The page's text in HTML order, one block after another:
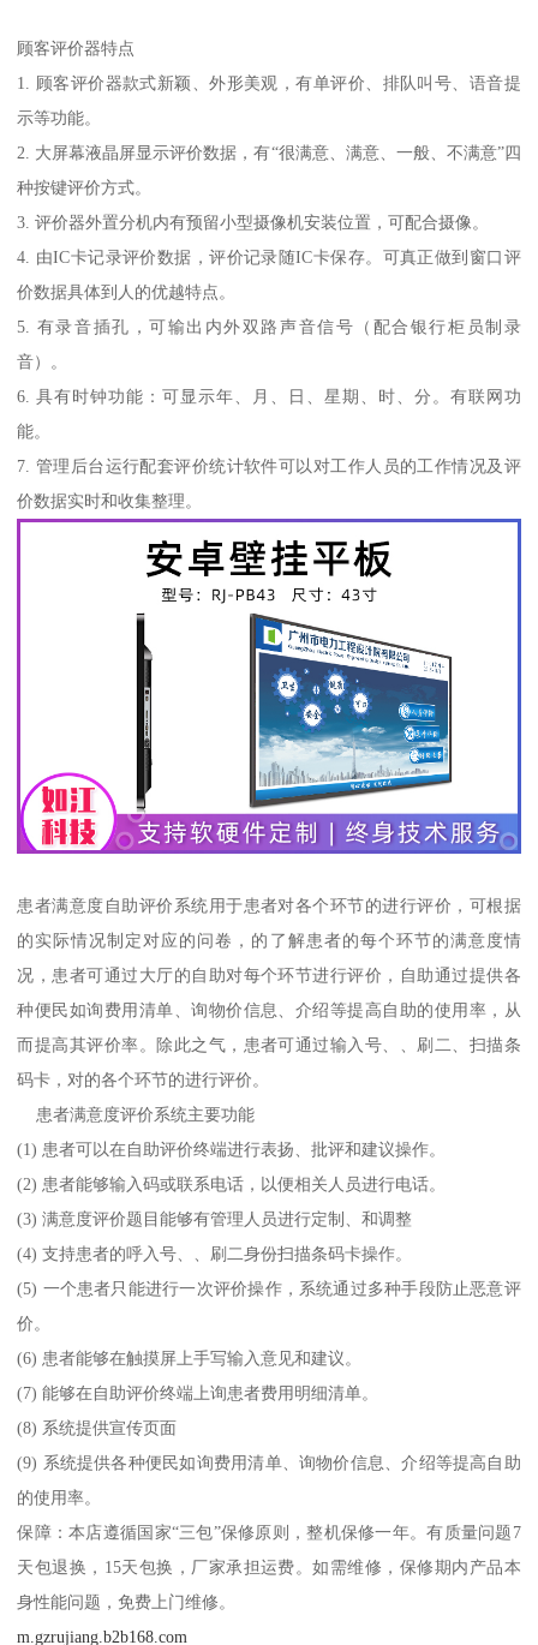
顾客评价器特点
1. 顾客评价器款式新颖、外形美观，有单评价、排队叫号、语音提
示等功能。
2. 大屏幕液晶屏显示评价数据，有“很满意、满意、一般、不满意”四
种按键评价方式。
3. 评价器外置分机内有预留小型摄像机安装位置，可配合摄像。
4. 由IC卡记录评价数据，评价记录随IC卡保存。可真正做到窗口评
价数据具体到人的优越特点。
5. 有录音插孔，可输出内外双路声音信号（配合银行柜员制录
音）。
6. 具有时钟功能：可显示年、月、日、星期、时、分。有联网功
能。
7. 管理后台运行配套评价统计软件可以对工作人员的工作情况及评
价数据实时和收集整理。
患者满意度自助评价系统用于患者对各个环节的进行评价，可根据
的实际情况制定对应的问卷，的了解患者的每个环节的满意度情
况，患者可通过大厅的自助对每个环节进行评价，自助通过提供各
种便民如询费用清单、询物价信息、介绍等提高自助的使用率，从
而提高其评价率。除此之气，患者可通过输入号、、刷二、扫描条
码卡，对的各个环节的进行评价。
患者满意度评价系统主要功能
(1) 患者可以在自助评价终端进行表扬、批评和建议操作。
(2) 患者能够输入码或联系电话，以便相关人员进行电话。
(3) 满意度评价题目能够有管理人员进行定制、和调整
(4) 支持患者的呼入号、、刷二身份扫描条码卡操作。
(5) 一个患者只能进行一次评价操作，系统通过多种手段防止恶意评
价。
(6) 患者能够在触摸屏上手写输入意见和建议。
(7) 能够在自助评价终端上询患者费用明细清单。
(8) 系统提供宣传页面
(9) 系统提供各种便民如询费用清单、询物价信息、介绍等提高自助
的使用率。
保障：本店遵循国家“三包”保修原则，整机保修一年。有质量问题7
天包退换，15天包换，厂家承担运费。如需维修，保修期内产品本
身性能问题，免费上门维修。
m.gzrujiang.b2b168.com